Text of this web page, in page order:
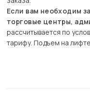
Если вам необходим
торговые центры,
рассчитывается по
тарифу. Подъем на